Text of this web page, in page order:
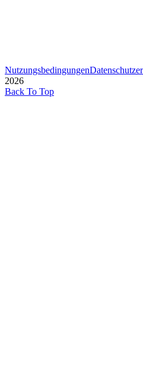
Nutzungsbedingungen
2026
Back To Top